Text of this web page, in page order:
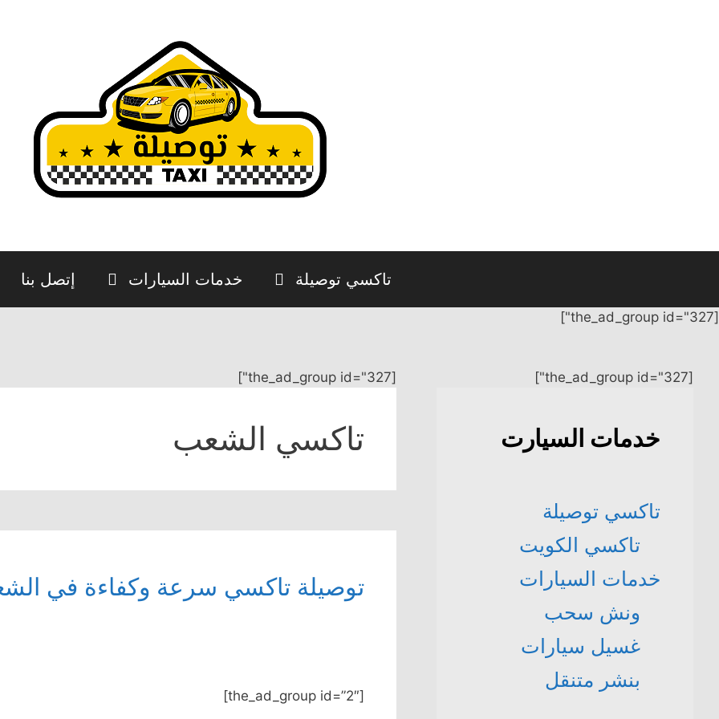
تاكسي توصيلة خدمات السيارات إتصل بنا
[the_ad_group id="327"]
[the_ad_group id="327"]
تاكسي الشعب
توصيلة تاكسي سرعة وكفاءة في
[the_ad_group id=”2″]
[the_ad_group id="327"]
خدمات السيارت
تاكسي توصيلة
تاكسي الكويت
خدمات السيارات
ونش سحب
غسيل سيارات
بنشر متنقل